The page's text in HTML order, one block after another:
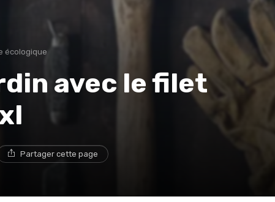
écologique
avec le filet
Partager cette page